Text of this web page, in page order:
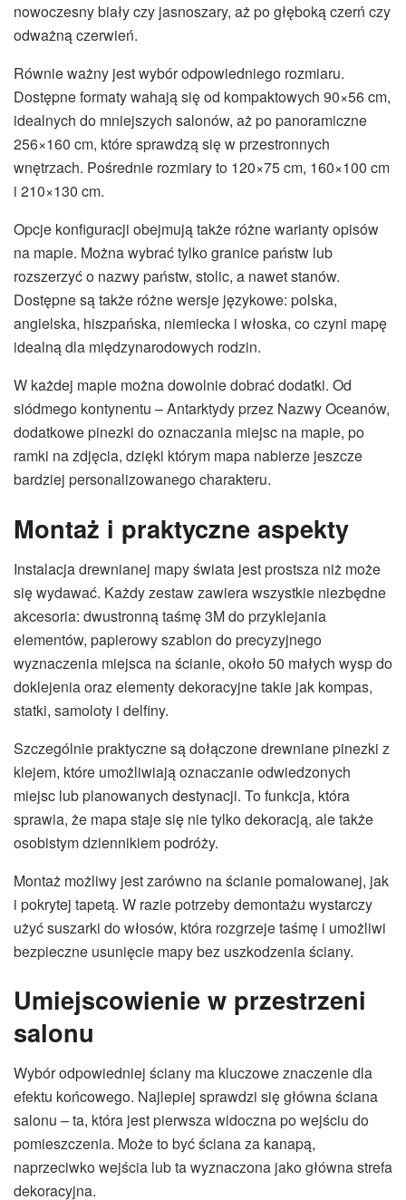
nowoczesny biały czy jasnoszary, aż po głęboką czerń czy
odważną czerwień.
Równie ważny jest wybór odpowiedniego rozmiaru.
Dostępne formaty wahają się od kompaktowych 90×56 cm,
idealnych do mniejszych salonów, aż po panoramiczne
256×160 cm, które sprawdzą się w przestronnych
wnętrzach. Pośrednie rozmiary to 120×75 cm, 160×100 cm
i 210×130 cm.
Opcje konfiguracji obejmują także różne warianty opisów
na mapie. Można wybrać tylko granice państw lub
rozszerzyć o nazwy państw, stolic, a nawet stanów.
Dostępne są także różne wersje językowe: polska,
angielska, hiszpańska, niemiecka i włoska, co czyni mapę
idealną dla międzynarodowych rodzin.
W każdej mapie można dowolnie dobrać dodatki. Od
siódmego kontynentu – Antarktydy przez Nazwy Oceanów,
dodatkowe pinezki do oznaczania miejsc na mapie, po
ramki na zdjęcia, dzięki którym mapa nabierze jeszcze
bardziej personalizowanego charakteru.
Montaż i praktyczne aspekty
Instalacja drewnianej mapy świata jest prostsza niż może
się wydawać. Każdy zestaw zawiera wszystkie niezbędne
akcesoria: dwustronną taśmę 3M do przyklejania
elementów, papierowy szablon do precyzyjnego
wyznaczenia miejsca na ścianie, około 50 małych wysp do
doklejenia oraz elementy dekoracyjne takie jak kompas,
statki, samoloty i delfiny.
Szczególnie praktyczne są dołączone drewniane pinezki z
klejem, które umożliwiają oznaczanie odwiedzonych
miejsc lub planowanych destynacji. To funkcja, która
sprawia, że mapa staje się nie tylko dekoracją, ale także
osobistym dziennikiem podróży.
Montaż możliwy jest zarówno na ścianie pomalowanej, jak
i pokrytej tapetą. W razie potrzeby demontażu wystarczy
użyć suszarki do włosów, która rozgrzeje taśmę i umożliwi
bezpieczne usunięcie mapy bez uszkodzenia ściany.
Umiejscowienie w przestrzeni
salonu
Wybór odpowiedniej ściany ma kluczowe znaczenie dla
efektu końcowego. Najlepiej sprawdzi się główna ściana
salonu – ta, która jest pierwsza widoczna po wejściu do
pomieszczenia. Może to być ściana za kanapą,
naprzeciwko wejścia lub ta wyznaczona jako główna strefa
dekoracyjna.